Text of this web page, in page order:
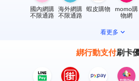
國內網購
不限通路
海外網購
不限通路
蝦皮購物
momo購
物網
看更多
綁行動支付刷卡